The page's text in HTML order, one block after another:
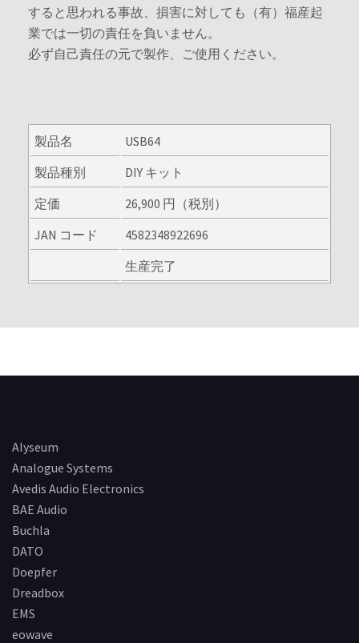
すると思われる事故、損害に対しても（有）福産起
業では一切の責任を負いません。
必ず自己責任の元で製作、ご使用ください。
製品名
USB64
製品種別
DIY キット
定価
26,900 円（税別）
JAN コード
4582348922696
生産完了
Alyseum
Analogue Systems
Avedis Audio Electronics
BAE Audio
Buchla
DATO
Doepfer
Dreadbox
EMS
eowave